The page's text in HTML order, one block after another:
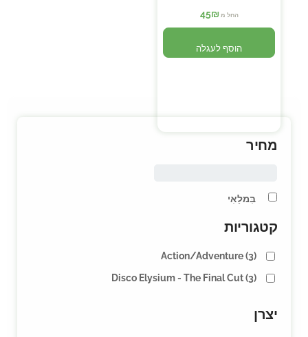
מחיר
בִּמלַאִי
קטגוריות
Action/Adventure(3)
Disco Elysium - The Final Cut(3)
יצרן
החל מ 45₪
הוסף לעגלה